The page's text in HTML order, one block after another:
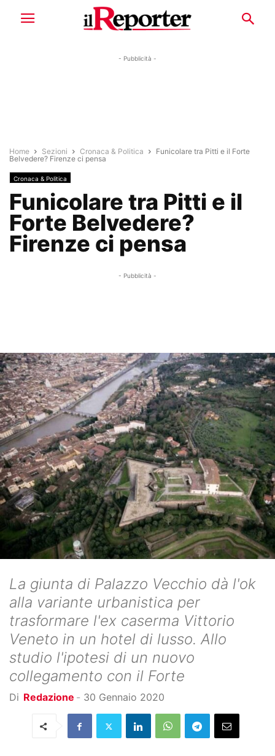
- Pubblicità -
Home Sezioni Cronaca & Politica
Funicolare tra Pitti e il Forte
Belvedere? Firenze ci pensa
Cronaca & Politica
Funicolare tra Pitti e il
Forte Belvedere?
Firenze ci pensa
- Pubblicità -
La giunta di Palazzo Vecchio dà l'ok
alla variante urbanistica per
trasformare l'ex caserma Vittorio
Veneto in un hotel di lusso. Allo
studio l'ipotesi di un nuovo
collegamento con il Forte
Di Redazione - 30 Gennaio 2020